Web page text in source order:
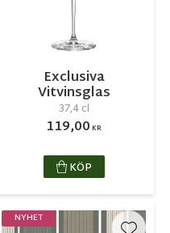
Exclusiva
Vitvinsglas
37,4 cl
119,00KR
KÖP
NYHET